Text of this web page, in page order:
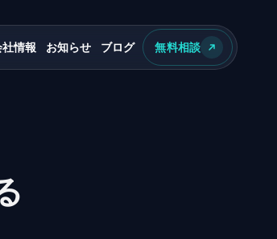
社情報 お知らせ ブログ 無料相談